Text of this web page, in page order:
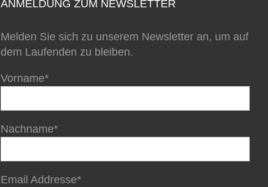
ANMELDUNG ZUM NEWSLETTER
Melden Sie sich zu unserem Newsletter an, um auf
dem Laufenden zu bleiben.
Vorname*
Nachname*
Email Addresse*